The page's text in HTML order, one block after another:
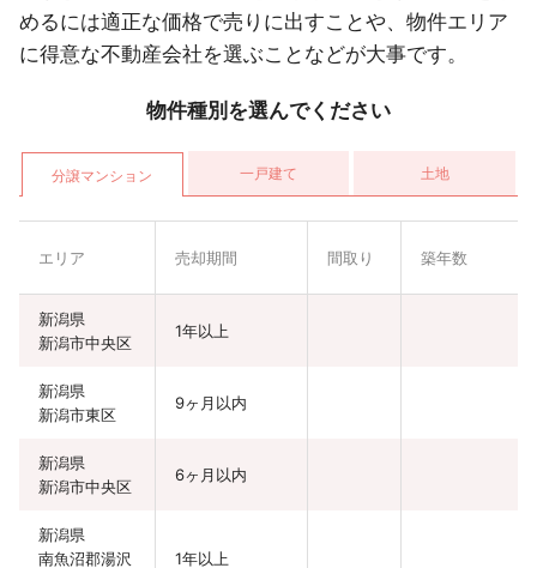
めるには適正な価格で売りに出すことや、物件エリア
に得意な不動産会社を選ぶことなどが大事です。
物件種別を選んでください
分譲マンション 一戸建て 土地
エリア 売却期間 間取り 築年数
新潟県
新潟市中央区
1年以上
新潟県
新潟市東区
9ヶ月以内
新潟県
新潟市中央区
6ヶ月以内
新潟県
南魚沼郡湯沢
1年以上